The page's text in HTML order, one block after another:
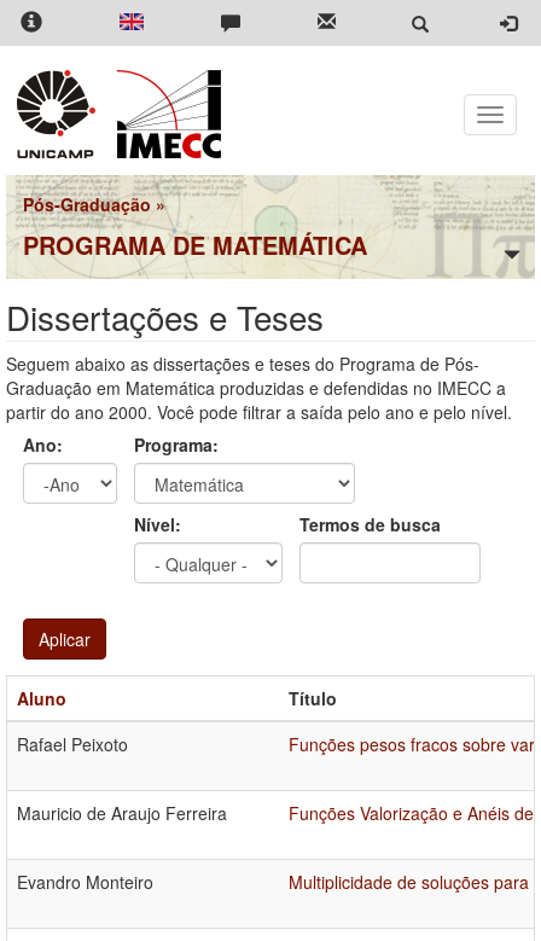
Pular
para
conteúdo
principal
Toggle
Pós-Graduação »
PROGRAMA DE MATEMÁTICA
Dissertações e Teses
Seguem abaixo as dissertações e teses do Programa de Pós-
Graduação em Matemática produzidas e defendidas no IMECC a
partir do ano 2000. Você pode filtrar a saída pelo ano e pelo nível.
Ano:
Programa:
Nível: Termos de busca
Aplicar
Aluno
Título
Rafael Peixoto
Funções pesos fracos sobre
Mauricio de Araujo Ferreira Funções Valorização e Anéis
Evandro Monteiro Multiplicidade de soluções para